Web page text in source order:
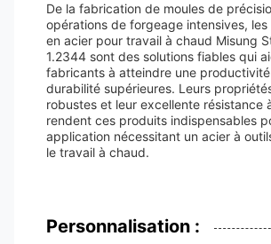
De la fabrication de moules de
opérations de forgeage intensives,
en acier pour travail à chaud Misung
1.2344 sont des solutions fiables qui
fabricants à atteindre une
durabilité supérieures. Leurs
robustes et leur excellente résistance
rendent ces produits indispensables
application nécessitant un acier à
le travail à chaud.
Personnalisation :